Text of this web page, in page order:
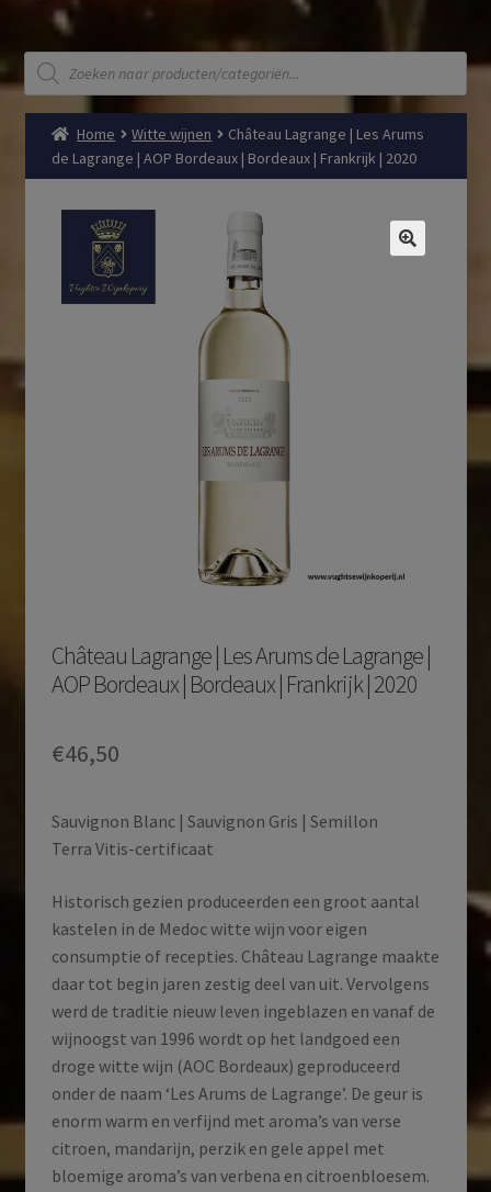
Producten
zoeken
Home Witte wijnen
Château Lagrange | Les Arums
de Lagrange | AOP Bordeaux | Bordeaux | Frankrijk | 2020
Château Lagrange | Les Arums de Lagrange |
AOP Bordeaux | Bordeaux | Frankrijk | 2020
€46,50
Sauvignon Blanc | Sauvignon Gris | Semillon
Terra Vitis-certificaat
Historisch gezien produceerden een groot aantal
kastelen in de Medoc witte wijn voor eigen
consumptie of recepties. Château Lagrange maakte
daar tot begin jaren zestig deel van uit. Vervolgens
werd de traditie nieuw leven ingeblazen en vanaf de
wijnoogst van 1996 wordt op het landgoed een
droge witte wijn (AOC Bordeaux) geproduceerd
onder de naam ‘Les Arums de Lagrange’. De geur is
enorm warm en verfijnd met aroma’s van verse
citroen, mandarijn, perzik en gele appel met
bloemige aroma’s van verbena en citroenbloesem.